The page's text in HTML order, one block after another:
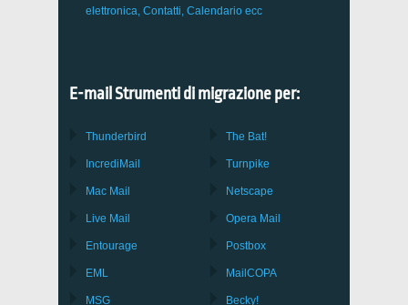
elettronica, Contatti, Calendario ecc
E-mail Strumenti di migrazione per:
Thunderbird
IncrediMail
Mac Mail
Live Mail
Entourage
EML
MSG
The Bat!
Turnpike
Netscape
Opera Mail
Postbox
MailCOPA
Becky!